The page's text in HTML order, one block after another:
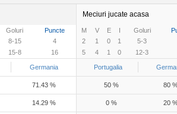
Meciuri jucate acasa
Goluri Puncte M V E I Goluri
8-15 4 2 1 0 1 5-3
15-8 16 5 4 1 0 12-3
Germania Portugalia
71.43 % 50 % 80
14.29 % 0 % 20